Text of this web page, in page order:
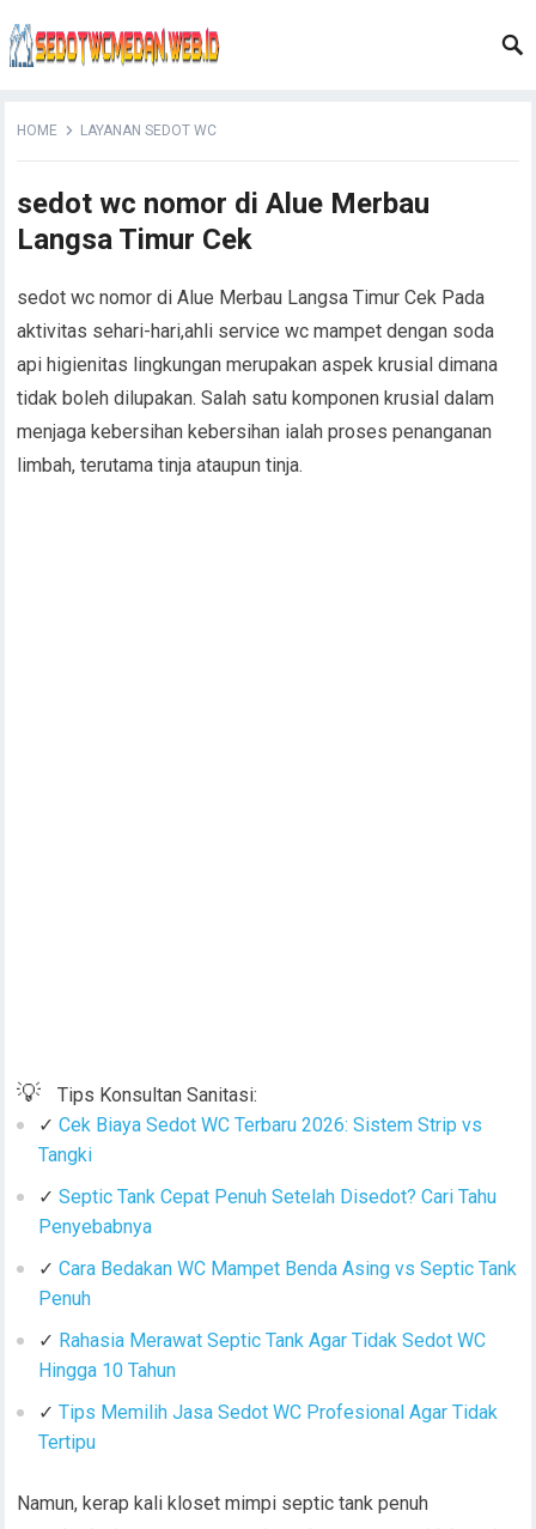
HOME LAYANAN SEDOT WC
sedot wc nomor di Alue Merbau
Langsa Timur Cek
sedot wc nomor di Alue Merbau Langsa Timur Cek Pada
aktivitas sehari-hari,ahli service wc mampet dengan soda
api higienitas lingkungan merupakan aspek krusial dimana
tidak boleh dilupakan. Salah satu komponen krusial dalam
menjaga kebersihan kebersihan ialah proses penanganan
limbah, terutama tinja ataupun tinja.
💡
Tips Konsultan Sanitasi:
✓ Cek Biaya Sedot WC Terbaru 2026: Sistem Strip vs
Tangki
✓ Septic Tank Cepat Penuh Setelah Disedot? Cari Tahu
Penyebabnya
✓ Cara Bedakan WC Mampet Benda Asing vs Septic Tank
Penuh
✓ Rahasia Merawat Septic Tank Agar Tidak Sedot WC
Hingga 10 Tahun
✓ Tips Memilih Jasa Sedot WC Profesional Agar Tidak
Tertipu
Namun, kerap kali kloset mimpi septic tank penuh